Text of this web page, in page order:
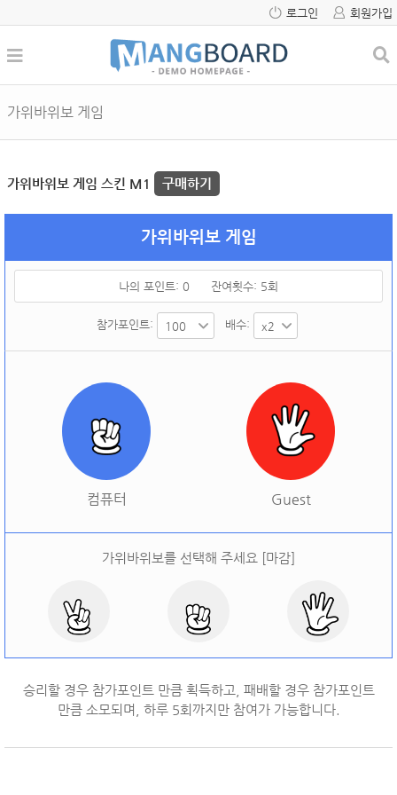
로그인 회원가입
가위바위보 게임
가위바위보 게임 스킨 M1 구매하기
가위바위보 게임
나의 포인트: 0 잔여횟수: 5회
참가포인트: 배수:
컴퓨터 Guest
가위바위보를 선택해 주세요 [마감]
오늘 승률: 오늘 결과: ]
승리할 경우 참가포인트 만큼 획득하고, 패배할 경우 참가포인트
만큼 소모되며, 하루 5회까지만 참여가 가능합니다.